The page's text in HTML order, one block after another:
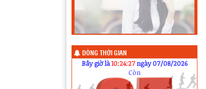
DÒNG THỜI GIAN
Bây giờ là10:24:27ngày 07/08/2026
Còn